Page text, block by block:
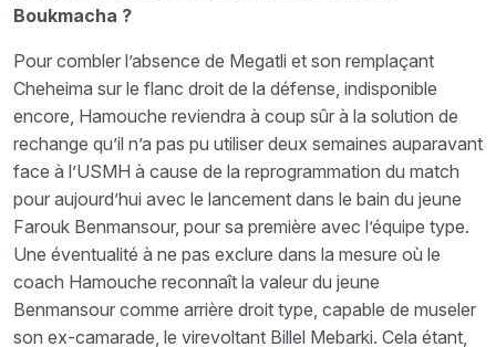
Boukmacha ?
Pour combler l’absence de Megatli et son remplaçant
Cheheima sur le flanc droit de la défense, indisponible
encore, Hamouche reviendra à coup sûr à la solution de
rechange qu’il n’a pas pu utiliser deux semaines auparavant
face à l’USMH à cause de la reprogrammation du match
pour aujourd’hui avec le lancement dans le bain du jeune
Farouk Benmansour, pour sa première avec l’équipe type.
Une éventualité à ne pas exclure dans la mesure où le
coach Hamouche reconnaît la valeur du jeune
Benmansour comme arrière droit type, capable de museler
son ex-camarade, le virevoltant Billel Mebarki. Cela étant,